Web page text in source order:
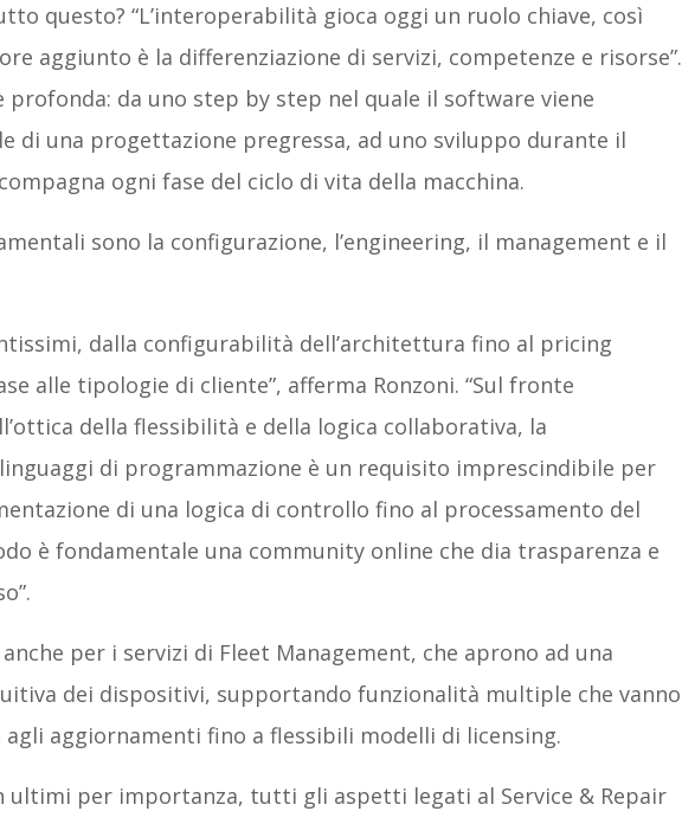
questo? “L’interoperabilità gioca oggi un ruolo chiave, così
aggiunto è la differenziazione di servizi, competenze e risorse”.
profonda: da uno step by step nel quale il software viene
di una progettazione pregressa, ad uno sviluppo durante il
ogni fase del ciclo di vita della macchina.
sono la configurazione, l’engineering, il management e il
dalla configurabilità dell’architettura fino al pricing
alle tipologie di cliente”, afferma Ronzoni. “Sul fronte
della flessibilità e della logica collaborativa, la
di programmazione è un requisito imprescindibile per
di una logica di controllo fino al processamento del
è fondamentale una community online che dia trasparenza e
per i servizi di Fleet Management, che aprono ad una
dei dispositivi, supportando funzionalità multiple che vanno
agli aggiornamenti fino a flessibili modelli di licensing.
ultimi per importanza, tutti gli aspetti legati al Service & Repair